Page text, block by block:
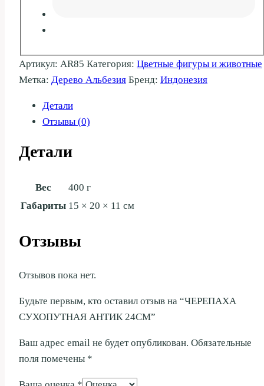
Артикул: AR85 Категория: Цветные фигуры и животные
Метка: Дерево Альбезия Бренд: Индонезия
Детали
Отзывы (0)
Детали
Вес
400 г
Габариты 15 × 20 × 11 см
Отзывы
Отзывов пока нет.
Будьте первым, кто оставил отзыв на “ЧЕРЕПАХА
СУХОПУТНАЯ АНТИК 24СМ”
Ваш адрес email не будет опубликован. Обязательные
поля помечены *